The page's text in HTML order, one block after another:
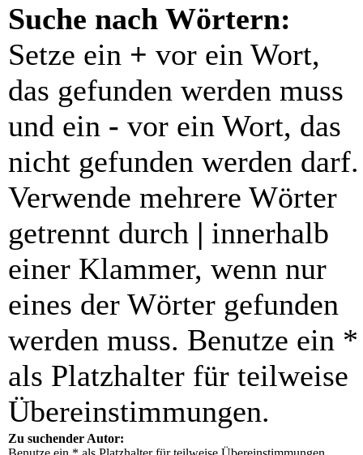
Suche nach Wörtern:
Setze ein + vor ein Wort,
das gefunden werden muss
und ein - vor ein Wort, das
nicht gefunden werden darf.
Verwende mehrere Wörter
getrennt durch | innerhalb
einer Klammer, wenn nur
eines der Wörter gefunden
werden muss. Benutze ein *
als Platzhalter für teilweise
Übereinstimmungen.
Zu suchender Autor: